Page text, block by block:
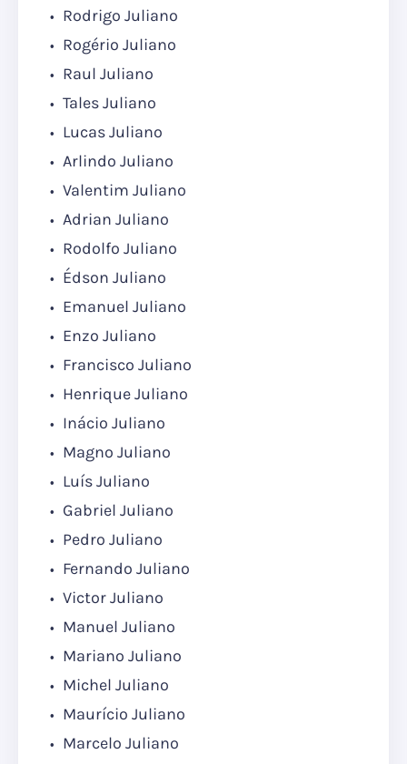
Rodrigo Juliano
Rogério Juliano
Raul Juliano
Tales Juliano
Lucas Juliano
Arlindo Juliano
Valentim Juliano
Adrian Juliano
Rodolfo Juliano
Édson Juliano
Emanuel Juliano
Enzo Juliano
Francisco Juliano
Henrique Juliano
Inácio Juliano
Magno Juliano
Luís Juliano
Gabriel Juliano
Pedro Juliano
Fernando Juliano
Victor Juliano
Manuel Juliano
Mariano Juliano
Michel Juliano
Maurício Juliano
Marcelo Juliano